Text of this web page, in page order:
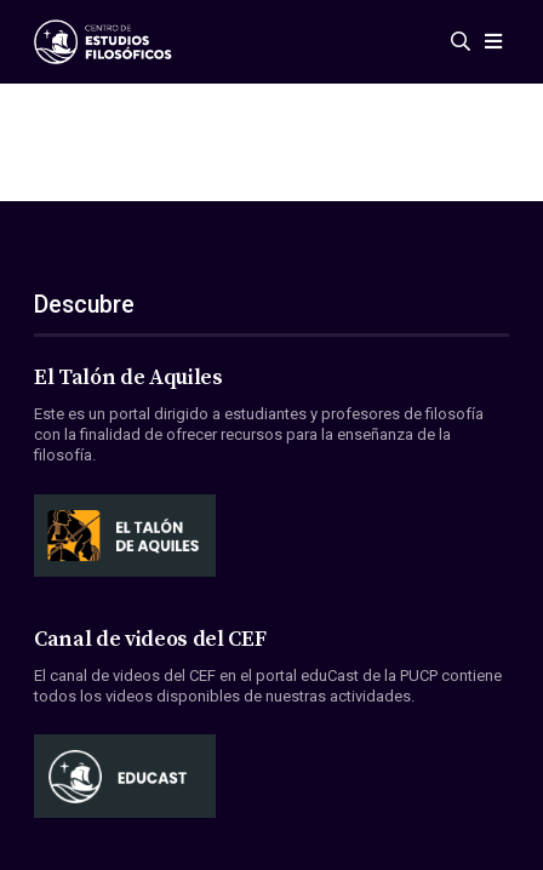
Eventos
ES
EN
Acerca de nosotros
Miembros
Convenios
Descubre
El Talón de Aquiles
Este es un portal dirigido a estudiantes y profesores de filosofía
con la finalidad de ofrecer recursos para la enseñanza de la
filosofía.
Canal de videos del CEF
El canal de videos del CEF en el portal eduCast de la PUCP contiene
todos los videos disponibles de nuestras actividades.